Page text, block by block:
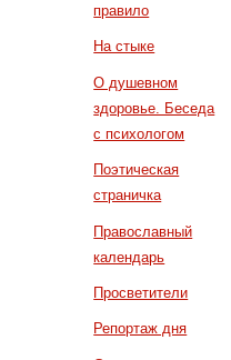
правило
На стыке
О душевном
здоровье. Беседа
с психологом
Поэтическая
страничка
Православный
календарь
Просветители
Репортаж дня